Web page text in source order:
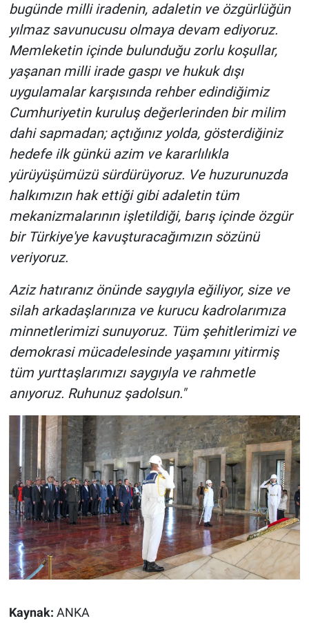
bugünde milli iradenin, adaletin ve özgürlüğün
yılmaz savunucusu olmaya devam ediyoruz.
Memleketin içinde bulunduğu zorlu koşullar,
yaşanan milli irade gaspı ve hukuk dışı
uygulamalar karşısında rehber edindiğimiz
Cumhuriyetin kuruluş değerlerinden bir milim
dahi sapmadan; açtığınız yolda, gösterdiğiniz
hedefe ilk günkü azim ve kararlılıkla
yürüyüşümüzü sürdürüyoruz. Ve huzurunuzda
halkımızın hak ettiği gibi adaletin tüm
mekanizmalarının işletildiği, barış içinde özgür
bir Türkiye'ye kavuşturacağımızın sözünü
veriyoruz.
Aziz hatıranız önünde saygıyla eğiliyor, size ve
silah arkadaşlarınıza ve kurucu kadrolarımıza
minnetlerimizi sunuyoruz. Tüm şehitlerimizi ve
demokrasi mücadelesinde yaşamını yitirmiş
tüm yurttaşlarımızı saygıyla ve rahmetle
anıyoruz. Ruhunuz şadolsun."
Kaynak: ANKA
Yerel Yaşam
Canlı Yayın